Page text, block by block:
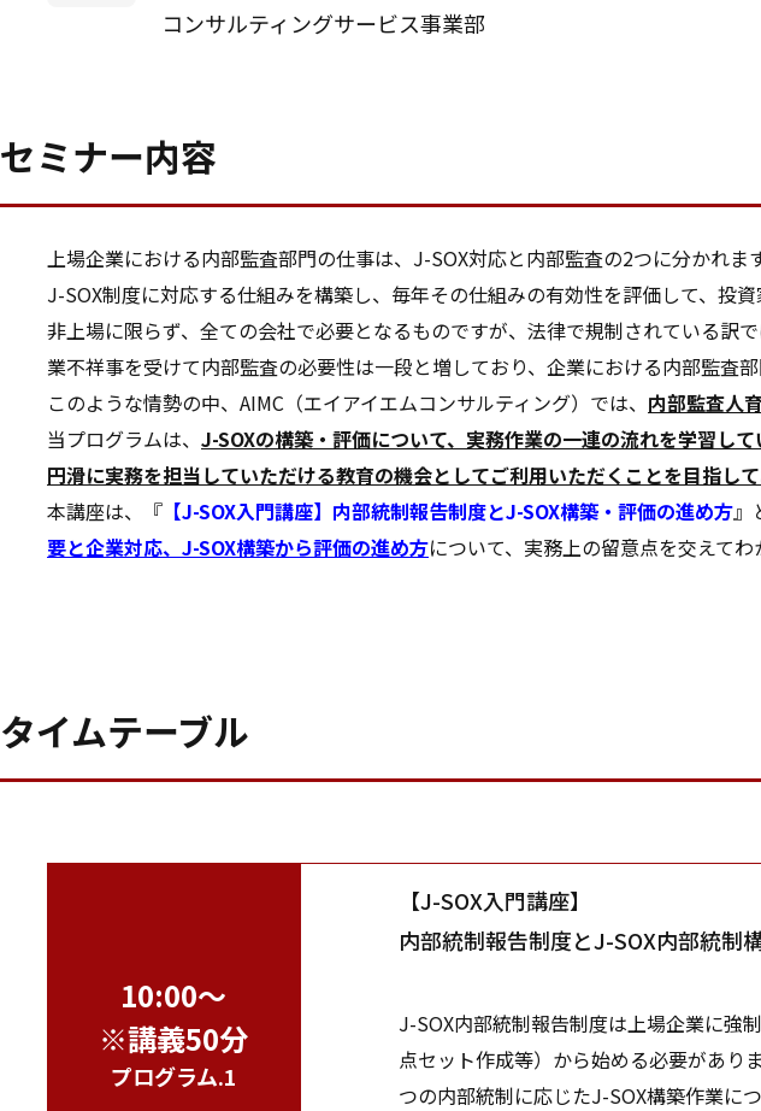
コンサルティングサービス事業部
セミナー内容
上場企業における内部監査部門の仕事は、J-SOX対応と内部監査の2つに分かれ
J-SOX制度に対応する仕組みを構築し、毎年その仕組みの有効性を評価して、投
非上場に限らず、全ての会社で必要となるものですが、法律で規制されている訳
業不祥事を受けて内部監査の必要性は一段と増しており、企業における内部監査部
このような情勢の中、AIMC（エイアイエムコンサルティング）では、 内部監査人
当プログラムは、 J-SOXの構築・評価について、実務作業の一連の流れを学習し
円滑に実務を担当していただける教育の機会としてご利用いただくことを目指して
本講座は、『 【J-SOX入門講座】内部統制報告制度とJ-SOX構築・評価の進め方』
要と企業対応、J-SOX構築から評価の進め方について、実務上の留意点を交えてわ
タイムテーブル
10:00～
※講義50分
プログラム.1
【J-SOX入門講座】
内部統制報告制度とJ-SOX内部統制
J-SOX内部統制報告制度は上場企業に強
点セット作成等）から始める必要があり
つの内部統制に応じたJ-SOX構築作業